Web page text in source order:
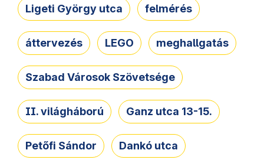
Ligeti György utca felmérés
áttervezés LEGO meghallgatás
Szabad Városok Szövetsége
II. világháború Ganz utca 13-15.
Petőfi Sándor Dankó utca